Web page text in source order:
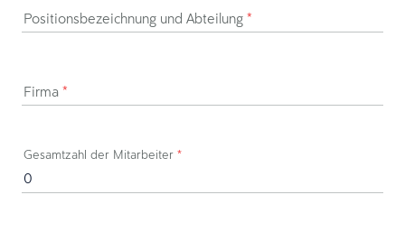
Positionsbezeichnung und Abteilung *
Firma *
Gesamtzahl der Mitarbeiter *